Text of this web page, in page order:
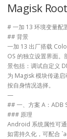
Magisk
# 一加 13 环境变量配
## 背景
一加 13 出厂搭载
OS 的独立设置界面
景包括：调试自定义
为 Magisk 模块传递
按自身情况选择。
—
## 一、方案 A：ADB
### 原理
Android 系统属性可
如需持久化，可配合